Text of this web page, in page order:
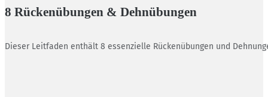
8 Rückenübungen & Dehnübungen
Dieser Leitfaden enthält 8 essenzielle Rückenübungen und